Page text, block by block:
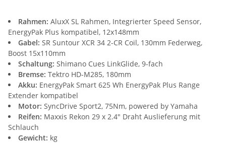
Rahmen: AluxX SL Rahmen, Integrierter Speed Sensor,
EnergyPak Plus kompatibel, 12x148mm
Gabel: SR Suntour XCR 34 2-CR Coil, 130mm Federweg,
Boost 15x110mm
Schaltung: Shimano Cues LinkGlide, 9-fach
Bremse: Tektro HD-M285, 180mm
Akku: EnergyPak Smart 625 Wh EnergyPak Plus Range
Extender kompatibel
Motor: SyncDrive Sport2, 75Nm, powered by Yamaha
Reifen: Maxxis Rekon 29 x 2.4" Draht Auslieferung mit
Schlauch
Gewicht: kg